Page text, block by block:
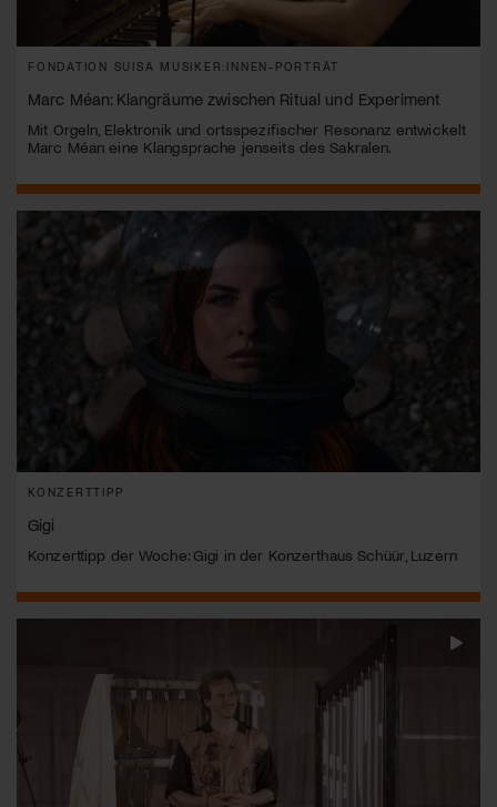
FONDATION SUISA MUSIKER:INNEN-PORTRÄT
Marc Méan: Klangräume zwischen Ritual und Experiment
Mit Orgeln, Elektronik und ortsspezifischer Resonanz entwickelt
Marc Méan eine Klangsprache jenseits des Sakralen.
KONZERTTIPP
Gigi
Konzerttipp der Woche: Gigi in der Konzerthaus Schüür, Luzern